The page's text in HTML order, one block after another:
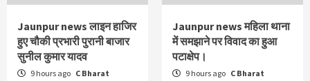
Jaunpur news लाइन हाजिर
हुए चौकी प्रभारी पुरानी बाजार
सुनील कुमार यादव
9 hours ago C Bharat
Jaunpur news महिला थाना
में समझाने पर विवाद का हुआ
पटाक्षेप।
9 hours ago C Bharat